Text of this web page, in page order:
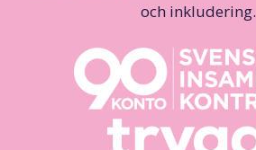
och inkludering.